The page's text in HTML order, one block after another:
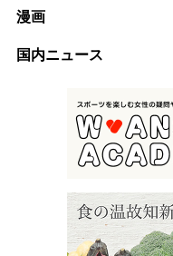
漫画
国内ニュース